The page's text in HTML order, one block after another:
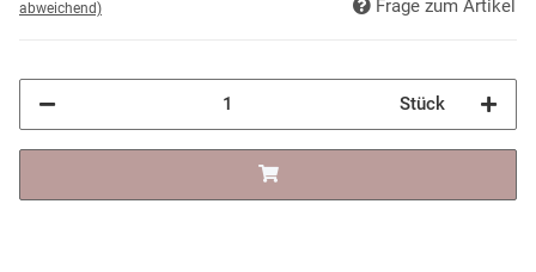
abweichend) Frage zum Artikel
Stück